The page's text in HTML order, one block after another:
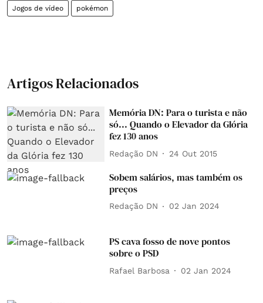
Jogos de vídeo pokémon
Artigos Relacionados
Memória DN: Para o turista e não
só... Quando o Elevador da Glória
fez 130 anos
Redação DN 24 Out 2015
Sobem salários, mas também os
preços
Redação DN 02 Jan 2024
PS cava fosso de nove pontos
sobre o PSD
Rafael Barbosa 02 Jan 2024